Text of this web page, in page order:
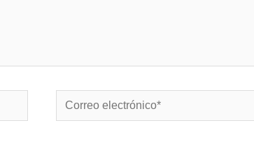
Correo
electrónico*